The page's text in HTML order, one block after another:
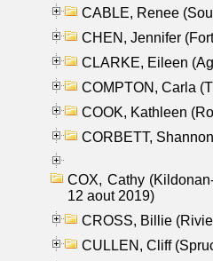
CABLE, Renee
CHEN, Jennifer
CLARKE, Eileen
COMPTON, Carla
COOK, Kathleen
CORBETT,
COX, Cathy
12 aout 2019)
CROSS, Billie
CULLEN, Cliff